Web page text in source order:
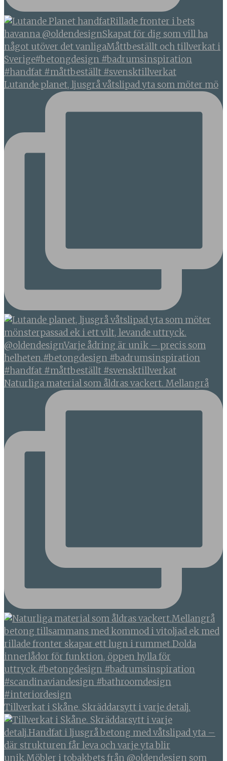
Lutande planet, ljusgrå våtslipad yta som möter mö
Naturliga material som åldras vackert. Mellangrå
Tillverkat i Skåne. Skräddarsytt i varje detalj.